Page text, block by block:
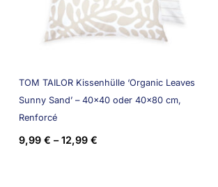
TOM TAILOR Kissenhülle ‘Organic Leaves
Sunny Sand’ – 40×40 oder 40×80 cm,
Renforcé
9,99 € –12,99 €